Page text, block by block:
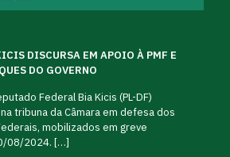
DISCURSA EM APOIO À PMF E
DO GOVERNO
Federal Bia Kicis (PL-DF)
tribuna da Câmara em defesa dos
mobilizados em greve
08/2024. […]